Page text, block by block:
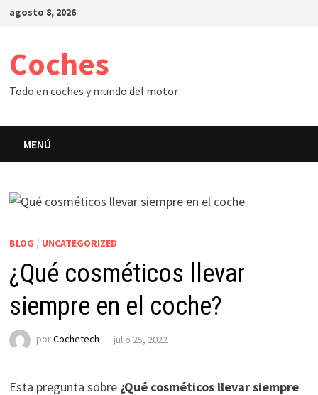
Saltar
agosto 8, 2026
Coches
Todo en coches y mundo del motor
MENÚ
BLOG / UNCATEGORIZED
¿Qué cosméticos llevar
siempre en el coche?
porCochetech julio 25, 2022
Esta pregunta sobre ¿Qué cosméticos llevar siempre